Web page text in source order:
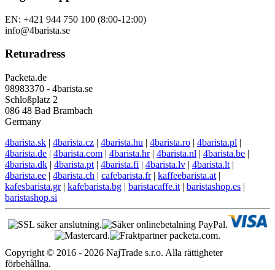
EN: +421 944 750 100 (8:00-12:00)
info@4barista.se
Returadress
Packeta.de
98983370 - 4barista.se
Schloßplatz 2
086 48 Bad Brambach
Germany
4barista.sk | 4barista.cz | 4barista.hu | 4barista.ro | 4barista.pl |
4barista.de | 4barista.com | 4barista.hr| 4barista.nl | 4barista.be |
4barista.dk | 4barista.pt | 4barista.fi | 4barista.lv | 4barista.lt |
4barista.ee | 4barista.ch | cafebarista.fr| kaffeebarista.at |
kafesbarista.gr| kafebarista.bg | baristacaffe.it | baristashop.es |
baristashop.si
Copyright © 2016 - 2026 NajTrade s.r.o. Alla rättigheter
förbehållna.